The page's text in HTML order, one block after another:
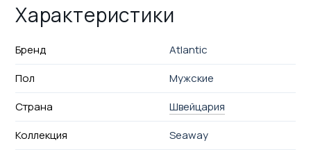
Характеристики
Бренд
Atlantic
Пол
Мужские
Страна
Швейцария
Коллекция
Seaway